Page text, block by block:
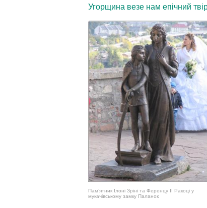
Угорщина везе нам епічний
Пам’ятник Ілоні Зріні та Ференцу ІІ Ракоці у
мукачівському замку Паланок